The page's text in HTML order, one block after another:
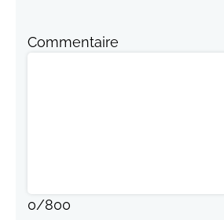
Commentaire
0/800